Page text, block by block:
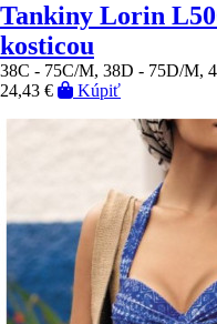
Tankiny Lorin
kosticou
38C - 75C/M, 38D - 75D/M,
24,43 €
Kúpiť